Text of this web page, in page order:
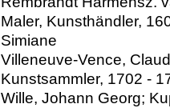
Maler, Kunsthändler,
Simiane
Villeneuve-Vence,
Kunstsammler, 1702 -
Wille, Johann Georg;